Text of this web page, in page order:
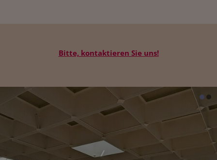
Bitte, kontaktieren Sie uns!